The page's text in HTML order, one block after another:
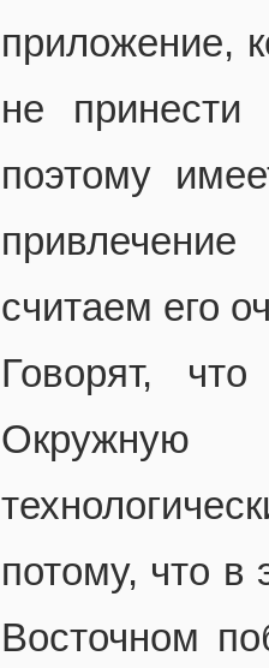
приложение,
не
поэтому
считаем его
Говорят,
Окружную
потому, что в
Восточном